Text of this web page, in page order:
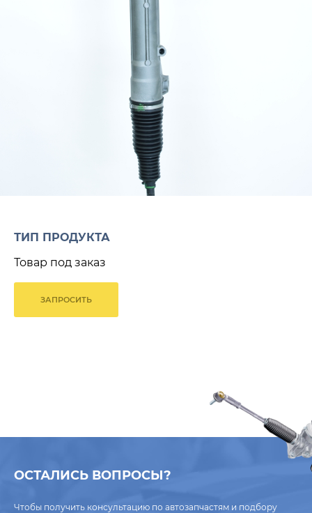
ТИП ПРОДУКТА
Товар под заказ
ЗАПРОСИТЬ
ОСТАЛИСЬ ВОПРОСЫ?
Чтобы получить консультацию по автозапчастям и подбору